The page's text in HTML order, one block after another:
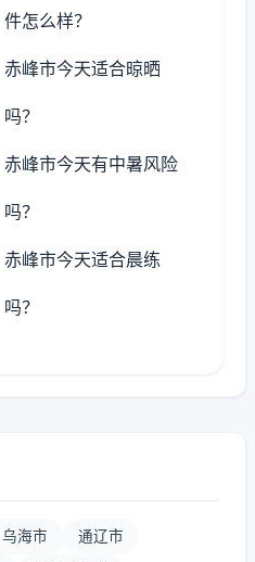
件怎么样？
赤峰市今天适合晾晒
吗？
赤峰市今天有中暑风险
吗？
赤峰市今天适合晨练
吗？
乌海市 通辽市